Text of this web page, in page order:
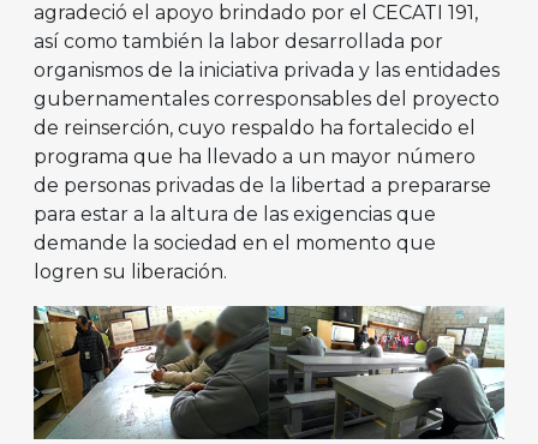
agradeció el apoyo brindado por el CECATI 191,
así como también la labor desarrollada por
organismos de la iniciativa privada y las entidades
gubernamentales corresponsables del proyecto
de reinserción, cuyo respaldo ha fortalecido el
programa que ha llevado a un mayor número
de personas privadas de la libertad a prepararse
para estar a la altura de las exigencias que
demande la sociedad en el momento que
logren su liberación.